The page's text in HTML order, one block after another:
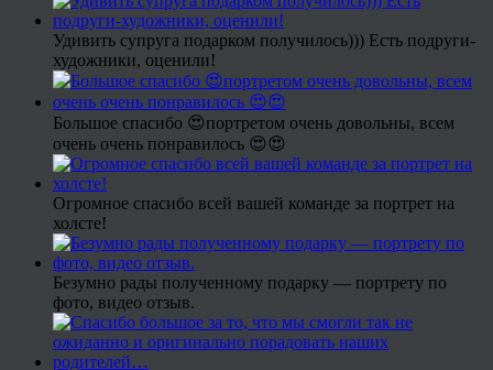
Удивить супруга подарком получилось))) Есть подруги-
художники, оценили!
Большое спасибо 😍портретом очень довольны, всем
очень очень понравилось 😍😍
Огромное спасибо всей вашей команде за портрет на
холсте!
Безумно рады полученному подарку — портрету по
фото, видео отзыв.